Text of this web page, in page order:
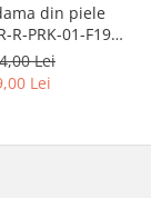
din piele
R-PRK-01-F19-
BE
Lei
Lei